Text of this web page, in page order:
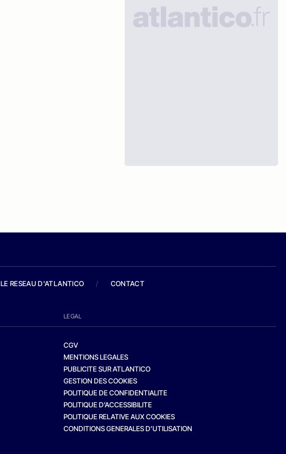
LE RESEAU D'ATLANTICO / CONTACT
LEGAL
CGV
MENTIONS LEGALES
PUBLICITE SUR ATLANTICO
GESTION DES COOKIES
POLITIQUE DE CONFIDENTIALITE
POLITIQUE D’ACCESSIBILITE
POLITIQUE RELATIVE AUX COOKIES
CONDITIONS GENERALES D’UTILISATION